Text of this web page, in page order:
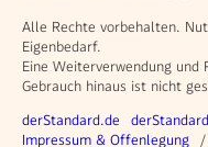
Alle Rechte vorbehalten.
Eigenbedarf.
Eine Weiterverwendung und
Gebrauch hinaus ist nicht
Weitere Angebote
derStandard.de
Rechtliches
Impressum & Offenlegung